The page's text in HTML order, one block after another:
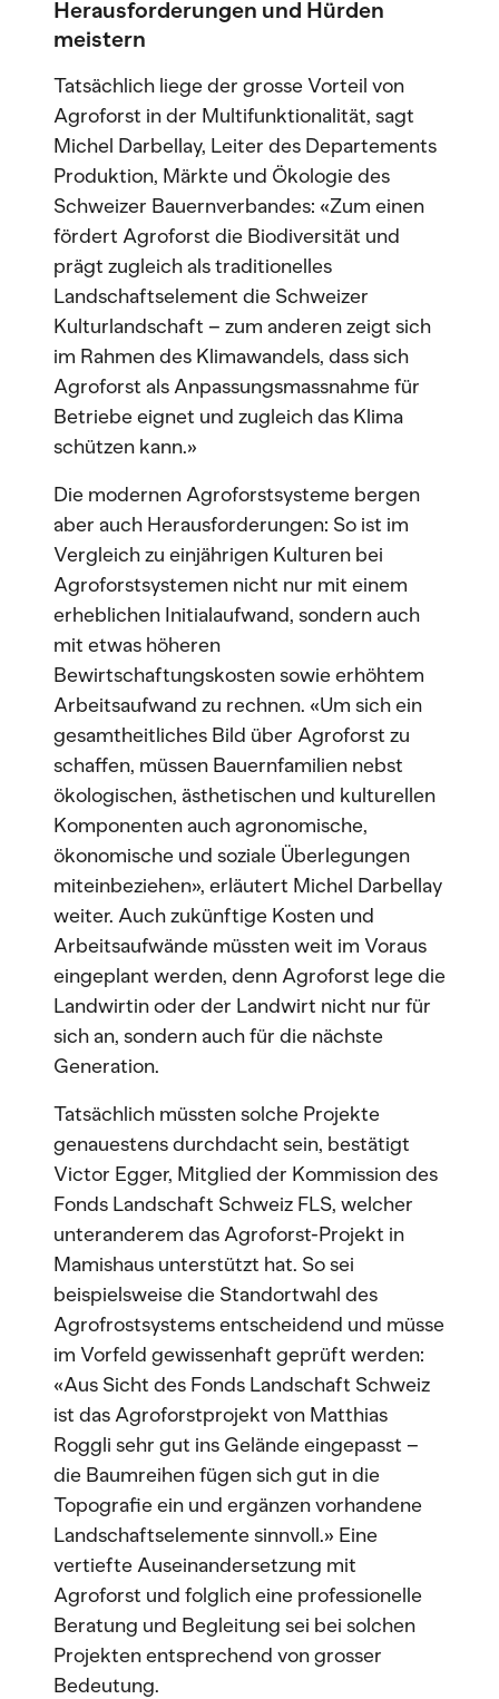
Herausforderungen und Hürden
meistern
Tatsächlich liege der grosse Vorteil von
Agroforst in der Multifunktionalität, sagt
Michel Darbellay, Leiter des Departements
Produktion, Märkte und Ökologie des
Schweizer Bauernverbandes: «Zum einen
fördert Agroforst die Biodiversität und
prägt zugleich als traditionelles
Landschaftselement die Schweizer
Kulturlandschaft – zum anderen zeigt sich
im Rahmen des Klimawandels, dass sich
Agroforst als Anpassungsmassnahme für
Betriebe eignet und zugleich das Klima
schützen kann.»
Die modernen Agroforstsysteme bergen
aber auch Herausforderungen: So ist im
Vergleich zu einjährigen Kulturen bei
Agroforstsystemen nicht nur mit einem
erheblichen Initialaufwand, sondern auch
mit etwas höheren
Bewirtschaftungskosten sowie erhöhtem
Arbeitsaufwand zu rechnen. «Um sich ein
gesamtheitliches Bild über Agroforst zu
schaffen, müssen Bauernfamilien nebst
ökologischen, ästhetischen und kulturellen
Komponenten auch agronomische,
ökonomische und soziale Überlegungen
miteinbeziehen», erläutert Michel Darbellay
weiter. Auch zukünftige Kosten und
Arbeitsaufwände müssten weit im Voraus
eingeplant werden, denn Agroforst lege die
Landwirtin oder der Landwirt nicht nur für
sich an, sondern auch für die nächste
Generation.
Tatsächlich müssten solche Projekte
genauestens durchdacht sein, bestätigt
Victor Egger, Mitglied der Kommission des
Fonds Landschaft Schweiz FLS, welcher
unteranderem das Agroforst-Projekt in
Mamishaus unterstützt hat. So sei
beispielsweise die Standortwahl des
Agrofrostsystems entscheidend und müsse
im Vorfeld gewissenhaft geprüft werden:
«Aus Sicht des Fonds Landschaft Schweiz
ist das Agroforstprojekt von Matthias
Roggli sehr gut ins Gelände eingepasst –
die Baumreihen fügen sich gut in die
Topografie ein und ergänzen vorhandene
Landschaftselemente sinnvoll.» Eine
vertiefte Auseinandersetzung mit
Agroforst und folglich eine professionelle
Beratung und Begleitung sei bei solchen
Projekten entsprechend von grosser
Bedeutung.